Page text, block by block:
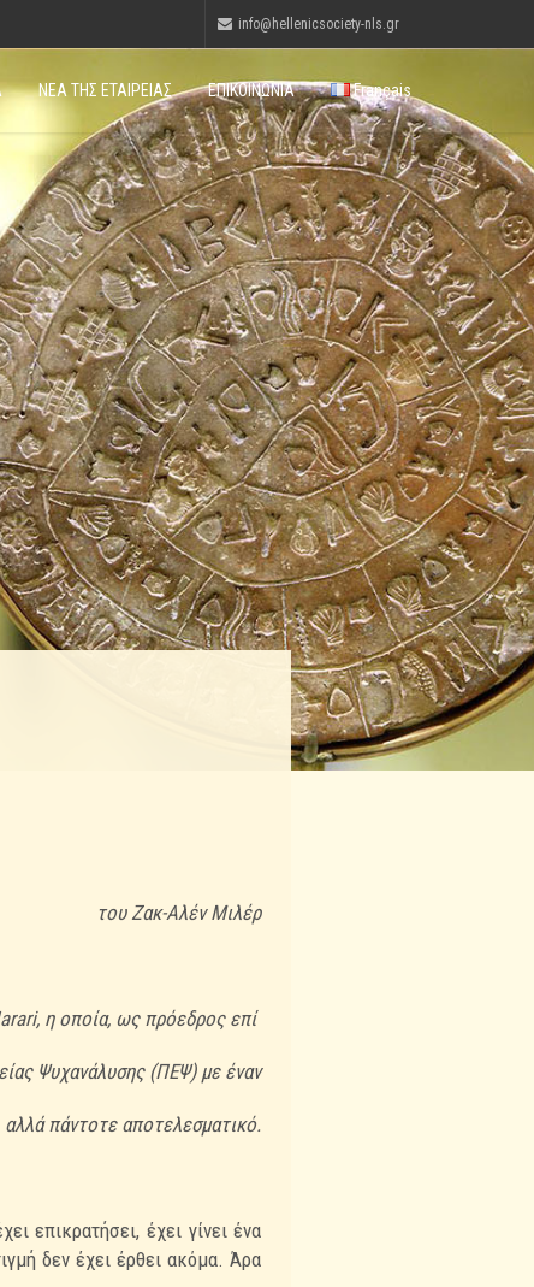
info@hellenicsociety-nls.gr
ΝΕΑ ΤΗΣ ΕΤΑΙΡΕΙΑΣ ΕΠΙΚΟΙΝΩΝΙΑ Français
του Ζακ-Αλέν Μιλέρ
η οποία, ως πρόεδρος επί
Ψυχανάλυσης (ΠΕΨ) με έναν
πάντοτε αποτελεσματικό.
επικρατήσει, έχει γίνει ένα
δεν έχει έρθει ακόμα. Άρα